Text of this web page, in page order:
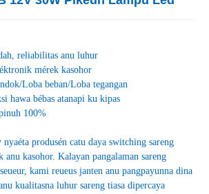
reliabilitas anu luhur
mérek kasohor
Loba beban/Loba tegangan
hawa bébas atanapi ku kipas
100%
produsén catu daya switching sareng
anu kasohor. Kalayan pangalaman sareng
kami reueus janten anu pangpayunna dina
kualitasna luhur sareng tiasa dipercaya